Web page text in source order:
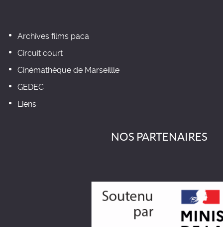
Archives films paca
Circuit court
Cinémathèque de Marseillle
GEDEC
Liens
NOS PARTENAIRES